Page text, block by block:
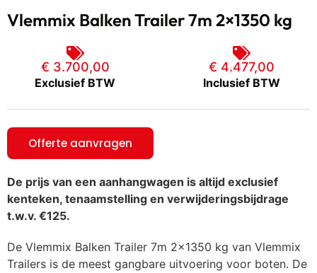
Vlemmix Balken Trailer 7m 2×1350 kg
€ 3.700,00
Exclusief BTW
€ 4.477,00
Inclusief BTW
Offerte aanvragen
De prijs van een aanhangwagen is altijd exclusief
kenteken, tenaamstelling en verwijderingsbijdrage
t.w.v. €125.
De Vlemmix Balken Trailer 7m 2×1350 kg van Vlemmix
Trailers is de meest gangbare uitvoering voor boten. De